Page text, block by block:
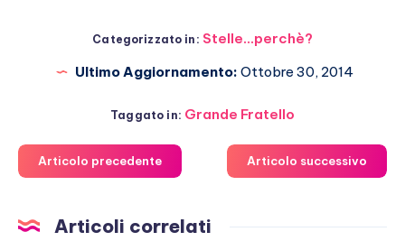
Categorizzato in: Stelle...perchè?
Ultimo Aggiornamento: Ottobre 30, 2014
Taggato in: Grande Fratello
Articolo precedente Articolo successivo
Articoli correlati